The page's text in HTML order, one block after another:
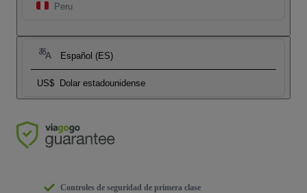
Peru
Español (ES)
US$ Dolar estadounidense
Controles de seguridad de primera clase